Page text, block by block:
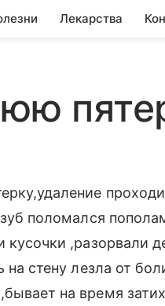
Лекарства
поломался
,разорвали
стену лезла от
на время